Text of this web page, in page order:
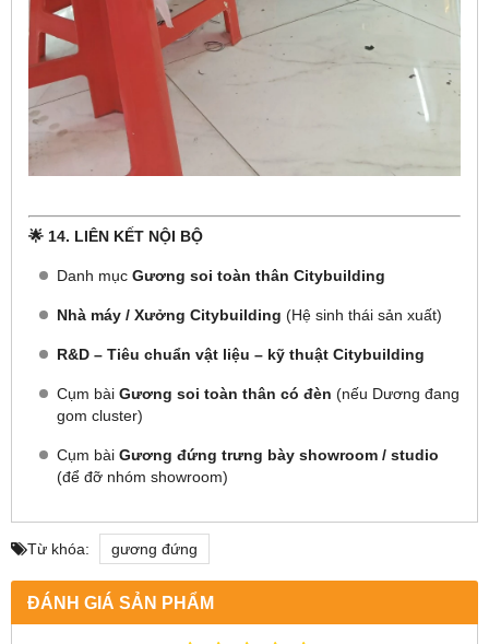
🌟 14. LIÊN KẾT NỘI BỘ
Danh mục Gương soi toàn thân Citybuilding
Nhà máy / Xưởng Citybuilding (Hệ sinh thái sản xuất)
R&D – Tiêu chuẩn vật liệu – kỹ thuật Citybuilding
Cụm bài Gương soi toàn thân có đèn (nếu Dương đang
gom cluster)
Cụm bài Gương đứng trưng bày showroom / studio
(để đỡ nhóm showroom)
Từ khóa: gương đứng
ĐÁNH GIÁ SẢN PHẨM